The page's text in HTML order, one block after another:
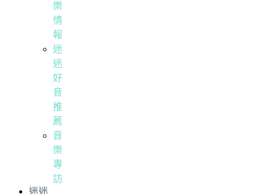
樂
情
報
迷
迷
好
音
推
薦
音
樂
專
訪
迷迷